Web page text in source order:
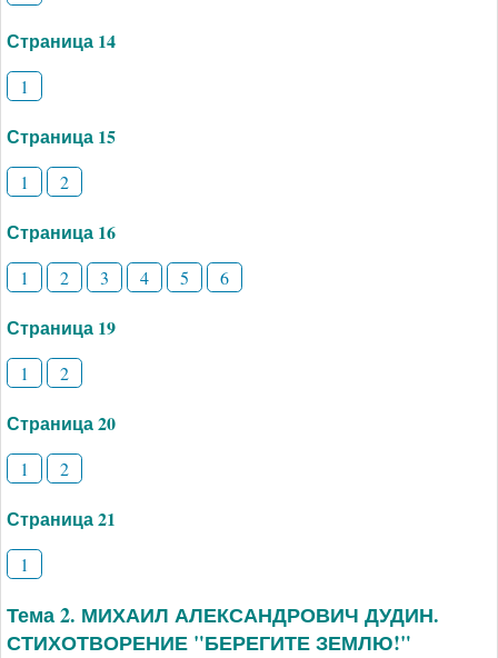
Страница 14
1
Страница 15
1 2
Страница 16
1 2 3 4 5 6
Страница 19
1 2
Страница 20
1 2
Страница 21
1
Тема 2. МИХАИЛ АЛЕКСАНДРОВИЧ ДУДИН.
СТИХОТВОРЕНИЕ "БЕРЕГИТЕ ЗЕМЛЮ!"